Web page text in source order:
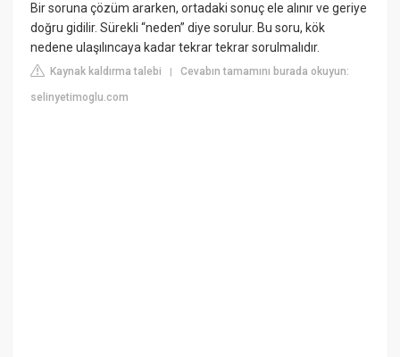
Bir soruna çözüm ararken, ortadaki sonuç ele alınır ve geriye
doğru gidilir. Sürekli “neden” diye sorulur. Bu soru, kök
nedene ulaşılıncaya kadar tekrar tekrar sorulmalıdır.
Kaynak kaldırma talebi |Cevabın tamamını burada okuyun:
selinyetimoglu.com